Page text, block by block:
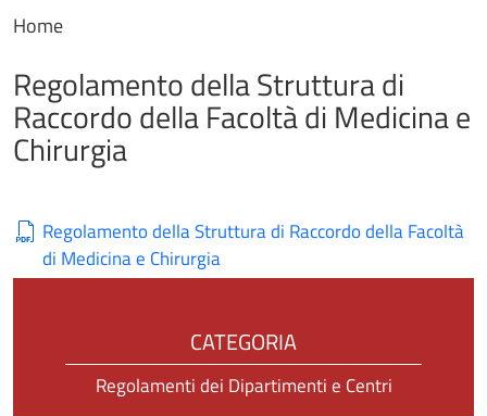
Home
Regolamento della Struttura di
Raccordo della Facoltà di Medicina e
Chirurgia
Regolamento della Struttura di Raccordo della Facoltà
di Medicina e Chirurgia
CATEGORIA
Regolamenti dei Dipartimenti e Centri